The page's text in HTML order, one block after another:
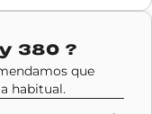
,Yeezy
380 ?
que
habitual.